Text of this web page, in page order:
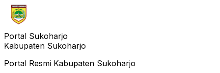
Portal Sukoharjo
Kabupaten Sukoharjo
Portal Resmi Kabupaten Sukoharjo